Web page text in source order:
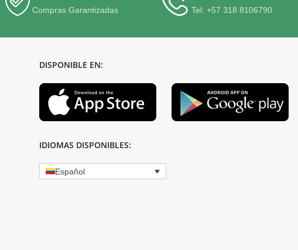
Compras Garantizadas
Tel: +57 318 8106790
DISPONIBLE EN:
IDIOMAS DISPONIBLES:
Español